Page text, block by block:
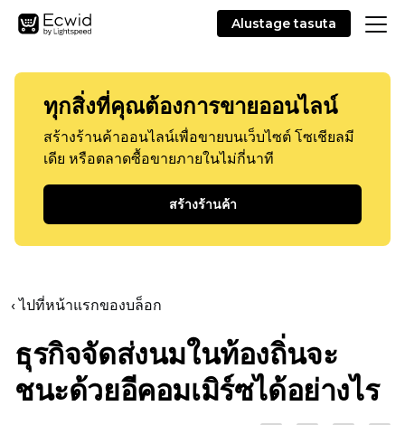
Alustage tasuta
ทุกสิ่งที่คุณต้องการขายออนไลน์
สร้างร้านค้าออนไลน์เพื่อขายบนเว็บไซต์ โซเชียลมี
เดีย หรือตลาดซื้อขายภายในไม่กี่นาที
สร้างร้านค้า
‹ ไปที่หน้าแรกของบล็อก
ธุรกิจจัดส่งนมในท้องถิ่นจะ
ชนะด้วยอีคอมเมิร์ซได้อย่างไร